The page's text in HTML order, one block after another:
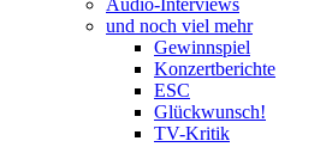
Audio-Interviews
und noch viel mehr
Gewinnspiel
Konzertberichte
ESC
Glückwunsch!
TV-Kritik